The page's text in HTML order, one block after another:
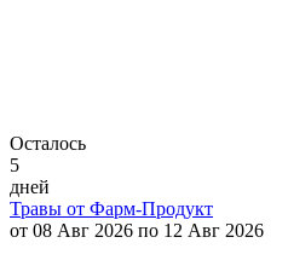
Осталось
5
дней
Травы от Фарм-Продукт
от 08 Авг 2026 по 12 Авг 2026